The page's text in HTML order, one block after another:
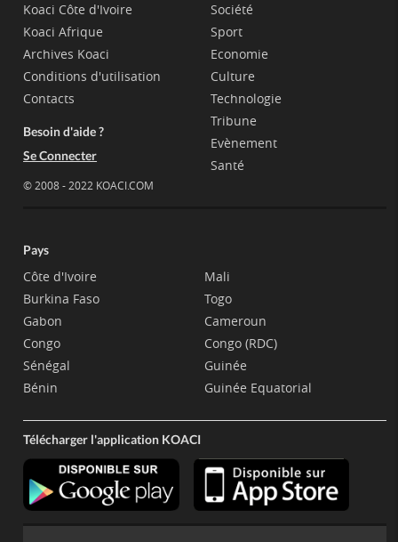
Koaci Côte d'Ivoire
Koaci Afrique
Archives Koaci
Conditions d'utilisation
Contacts
Besoin d'aide ?
Se Connecter
© 2008 - 2022 KOACI.COM
Société
Sport
Economie
Culture
Technologie
Tribune
Evènement
Santé
Pays
Côte d'Ivoire
Burkina Faso
Gabon
Congo
Sénégal
Bénin
Mali
Togo
Cameroun
Congo (RDC)
Guinée
Guinée Equatorial
Télécharger l'application KOACI